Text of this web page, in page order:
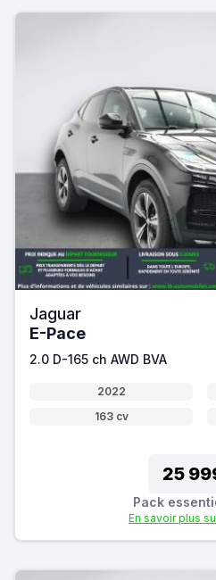
Jaguar
E-Pace
2.0 D-165 ch AWD BVA
2022
163 cv
25
Pack
En savoir plus